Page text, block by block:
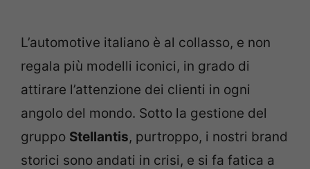
L’automotive italiano è al collasso, e non
regala più modelli iconici, in grado di
attirare l’attenzione dei clienti in ogni
angolo del mondo. Sotto la gestione del
gruppo Stellantis, purtroppo, i nostri brand
storici sono andati in crisi, e si fa fatica a